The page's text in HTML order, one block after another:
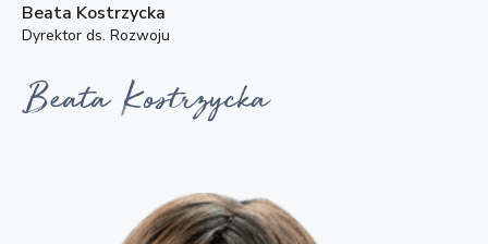
Beata Kostrzycka
Dyrektor ds. Rozwoju